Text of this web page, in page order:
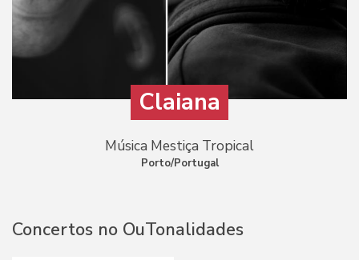
Claiana
Música Mestiça Tropical
Porto/Portugal
Concertos no OuTonalidades